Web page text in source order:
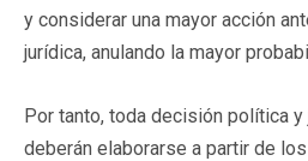
y considerar una mayor acción
jurídica, anulando la mayor
Por tanto, toda decisión política
deberán elaborarse a partir de